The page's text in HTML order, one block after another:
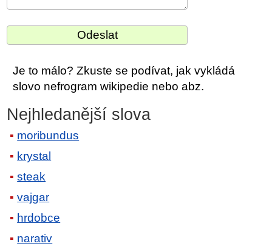
Je to málo? Zkuste se podívat, jak vykládá
slovo nefrogram wikipedie nebo abz.
Nejhledanější slova
moribundus
krystal
steak
vajgar
hrdobce
narativ